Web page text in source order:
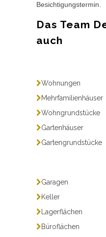
Besichtigungstermin.
Das Team
auch
Wohnungen
Mehrfamilienhäuser
Wohngrundstücke
Gartenhäuser
Gartengrundstücke
Garagen
Keller
Lagerflächen
Büroflächen